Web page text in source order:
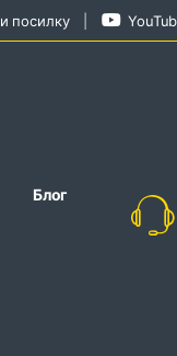
посилку
Блог